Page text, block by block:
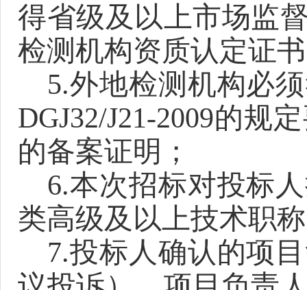
得省级及以上市场监
检测机构资质认定证
5.外地检测机构必
DGJ32/J21-2009的规
的备案证明；
6.本次招标对投标
类高级及以上技术职
7.投标人确认的项